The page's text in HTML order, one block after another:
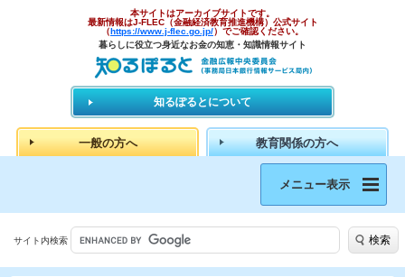
本サイトはアーカイブサイトです。
最新情報はJ-FLEC（金融経済教育推進機構）公式サイト
（https://www.j-flec.go.jp/）でご確認ください。
暮らしに役立つ身近なお金の知恵・知識情報サイト
知るぽるとについて
一般の方へ 教育関係の方へ
メニュー表示
サイト内検索 検索